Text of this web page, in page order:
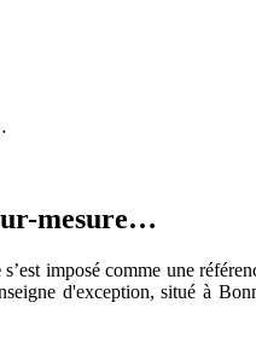
mesure…
s’est imposé comme une
d'exception, situé à